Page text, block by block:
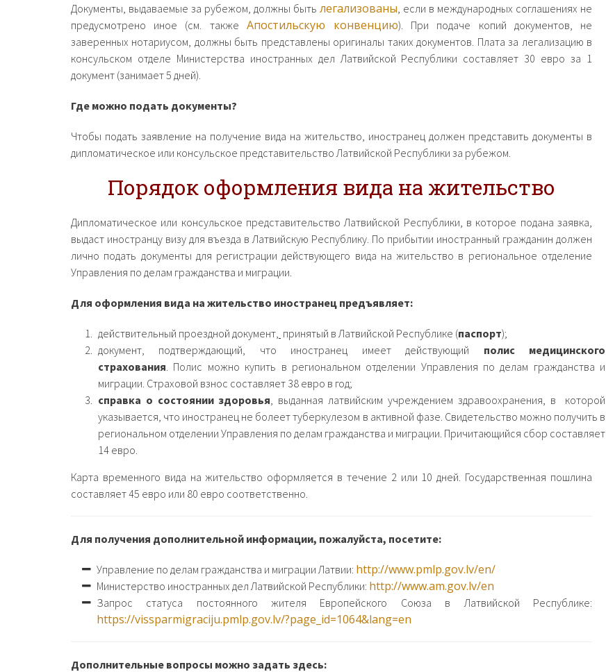
Документы, выдаваемые за рубежом, должны быть легализованы, если в международных соглашениях не
предусмотрено иное (см. также Апостильскую конвенцию). При подаче копий документов, не
заверенных нотариусом, должны быть представлены оригиналы таких документов. Плата за легализацию в
консульском отделе Министерства иностранных дел Латвийской Республики составляет 30 евро за 1
документ (занимает 5 дней).
Где можно подать документы?
Чтобы подать заявление на получение вида на жительство, иностранец должен представить документы в
дипломатическое или консульское представительство Латвийской Республики за рубежом.
Порядок оформления вида на жительство
Дипломатическое или консульское представительство Латвийской Республики, в которое подана заявка,
выдаст иностранцу визу для въезда в Латвийскую Республику. По прибытии иностранный гражданин должен
лично подать документы для регистрации действующего вида на жительство в региональное отделение
Управления по делам гражданства и миграции.
Для оформления вида на жительство иностранец предъявляет:
действительный проездной документ, принятый в Латвийской Республике (паспорт);
документ, подтверждающий, что иностранец имеет действующий полис медицинского
страхования. Полис можно купить в региональном отделении Управления по делам гражданства и
миграции. Страховой взнос составляет 38 евро в год;
справка о состоянии здоровья, выданная латвийским учреждением здравоохранения, в которой
указывается, что иностранец не болеет туберкулезом в активной фазе. Свидетельство можно получить в
региональном отделении Управления по делам гражданства и миграции. Причитающийся сбор составляет
14 евро.
Карта временного вида на жительство оформляется в течение 2 или 10 дней. Государственная пошлина
составляет 45 евро или 80 евро соответственно.
Для получения дополнительной информации, пожалуйста, посетите:
Управление по делам гражданства и миграции Латвии: http://www.pmlp.gov.lv/en/
Министерство иностранных дел Латвийской Республики: http://www.am.gov.lv/en
Запрос статуса постоянного жителя Европейского Союза в Латвийской Республике:
https://vissparmigraciju.pmlp.gov.lv/?page_id=1064&lang=en
Дополнительные вопросы можно задать здесь: